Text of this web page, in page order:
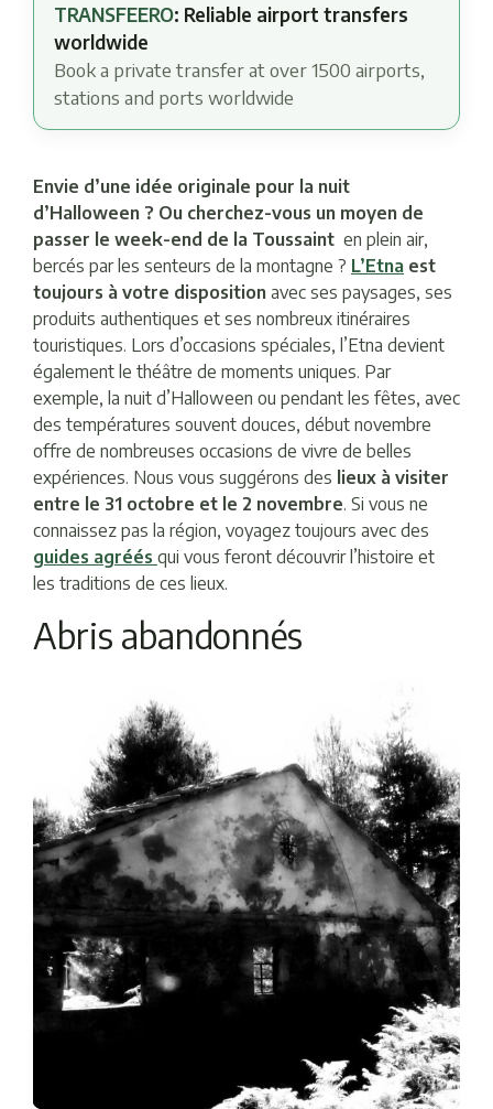
TRANSFEERO: Reliable airport transfers
worldwide
Book a private transfer at over 1500 airports,
stations and ports worldwide
Envie d’une idée originale pour la nuit
d’Halloween ? Ou cherchez-vous un moyen de
passer le week-end de la Toussaint en plein air,
bercés par les senteurs de la montagne ? L’Etna est
toujours à votre disposition avec ses paysages, ses
produits authentiques et ses nombreux itinéraires
touristiques. Lors d’occasions spéciales, l’Etna devient
également le théâtre de moments uniques. Par
exemple, la nuit d’Halloween ou pendant les fêtes, avec
des températures souvent douces, début novembre
offre de nombreuses occasions de vivre de belles
expériences. Nous vous suggérons des lieux à visiter
entre le 31 octobre et le 2 novembre. Si vous ne
connaissez pas la région, voyagez toujours avec des
guides agréés qui vous feront découvrir l’histoire et
les traditions de ces lieux.
Abris abandonnés